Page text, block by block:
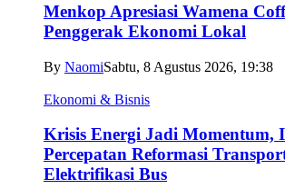
Menkop Apresiasi Wamena
Penggerak Ekonomi Lokal
By NaomiSabtu, 8 Agustus 2026, 19:38
Ekonomi & Bisnis
Krisis Energi Jadi Momentum,
Percepatan Reformasi
Elektrifikasi Bus